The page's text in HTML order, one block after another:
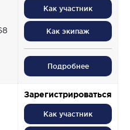
Как участник
Как экипаж
Подробнее
Зарегистрироваться
Как участник